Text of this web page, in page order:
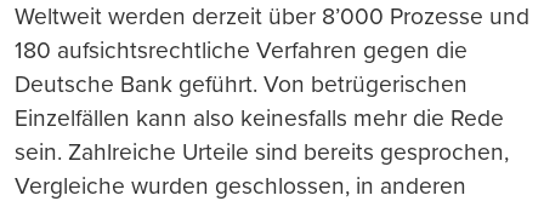
Weltweit werden derzeit über 8’000 Prozesse und
180 aufsichtsrechtliche Verfahren gegen die
Deutsche Bank geführt. Von betrügerischen
Einzelfällen kann also keinesfalls mehr die Rede
sein. Zahlreiche Urteile sind bereits gesprochen,
Vergleiche wurden geschlossen, in anderen